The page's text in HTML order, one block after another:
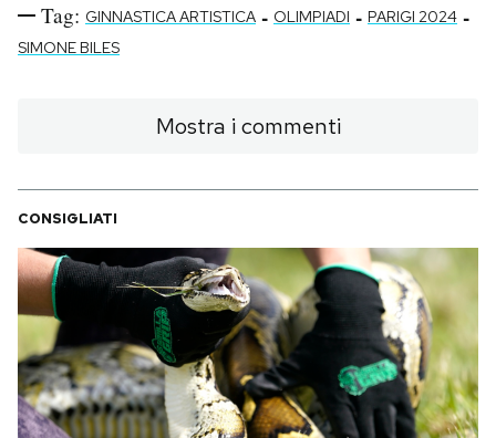
Tag: GINNASTICA ARTISTICA - OLIMPIADI - PARIGI 2024 -
SIMONE BILES
Mostra i commenti
CONSIGLIATI